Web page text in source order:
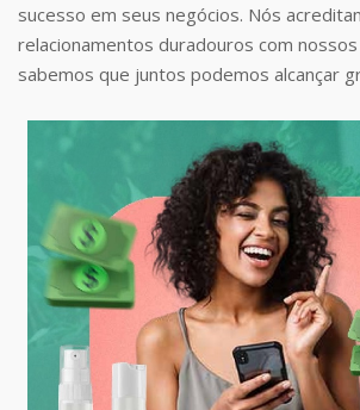
sucesso em seus negócios. Nós
relacionamentos duradouros com
sabemos que juntos podemos alcançar